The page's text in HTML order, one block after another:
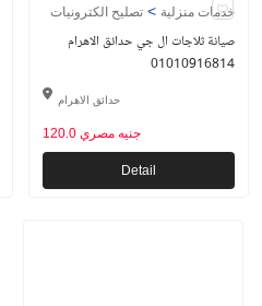
خدمات منزلية > تصليح الكترونيات
صيانة ثلاجات ال جي حدائق الاهرام
01010916814
حدائق الاهرام
120.0 جنيه مصري
Detail